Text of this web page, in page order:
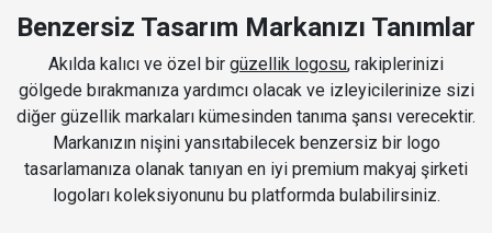
Benzersiz Tasarım Markanızı Tanımlar
Akılda kalıcı ve özel bir güzellik logosu, rakiplerinizi
gölgede bırakmanıza yardımcı olacak ve izleyicilerinize sizi
diğer güzellik markaları kümesinden tanıma şansı verecektir.
Markanızın nişini yansıtabilecek benzersiz bir logo
tasarlamanıza olanak tanıyan en iyi premium makyaj şirketi
logoları koleksiyonunu bu platformda bulabilirsiniz.